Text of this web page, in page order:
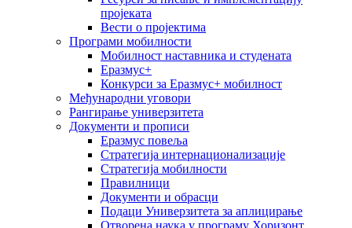
пројеката
Вести о пројектима
Програми мобилности
Мобилност наставника и студената
Еразмус+
Конкурси за Еразмус+ мобилност
Међународни уговори
Рангирање универзитета
Документи и прописи
Еразмус повеља
Стратегија интернационализације
Стратегија мобилности
Правилници
Документи и обрасци
Подаци Универзитета за аплицирање
Отворена наука у програму Хоризонт